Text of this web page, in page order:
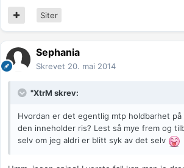
Siter
Sephania
Skrevet 20. mai 2014
"XtrM skrev:
Hvordan er det egentlig mtp holdbarhet
den inneholder ris? Lest så mye frem og
selv om jeg aldri er blitt syk av det selv